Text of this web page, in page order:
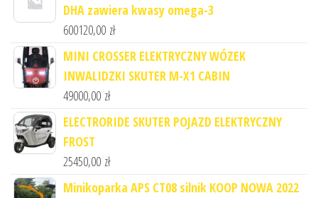
DHA zawiera kwasy omega-3
600120,00 zł
MINI CROSSER ELEKTRYCZNY WÓZEK
INWALIDZKI SKUTER M-X1 CABIN
49000,00 zł
ELECTRORIDE SKUTER POJAZD ELEKTRYCZNY
FROST
25450,00 zł
Minikoparka APS CT08 silnik KOOP NOWA 2022